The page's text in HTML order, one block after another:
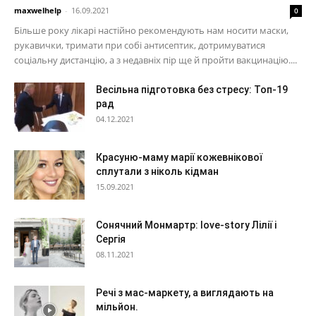
maxwelhelp - 16.09.2021 0
Більше року лікарі настійно рекомендують нам носити маски,
рукавички, тримати при собі антисептик, дотримуватися
соціальну дистанцію, а з недавніх пір ще й пройти вакцинацію....
Весільна підготовка без стресу: Топ-19
рад
04.12.2021
Красуню-маму марії кожевнікової
сплутали з ніколь кідман
15.09.2021
Сонячний Монмартр: love-story Лілії і
Сергія
08.11.2021
Речі з мас-маркету, а виглядають на
мільйон.